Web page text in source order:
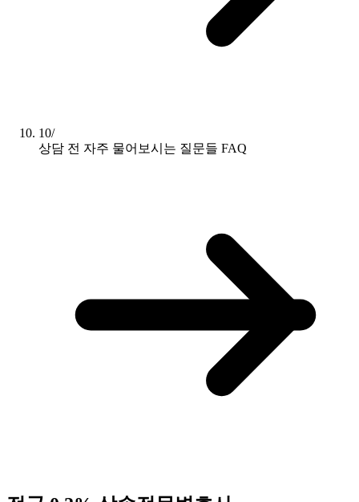
10/
상담 전 자주 물어보시는 질문들 FAQ